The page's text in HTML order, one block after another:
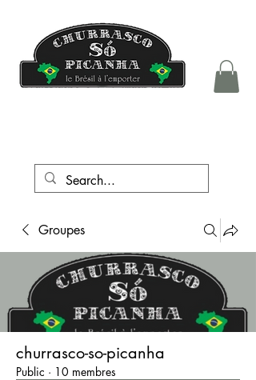
Groupes
churrasco-so-picanha
Public · 10 membres